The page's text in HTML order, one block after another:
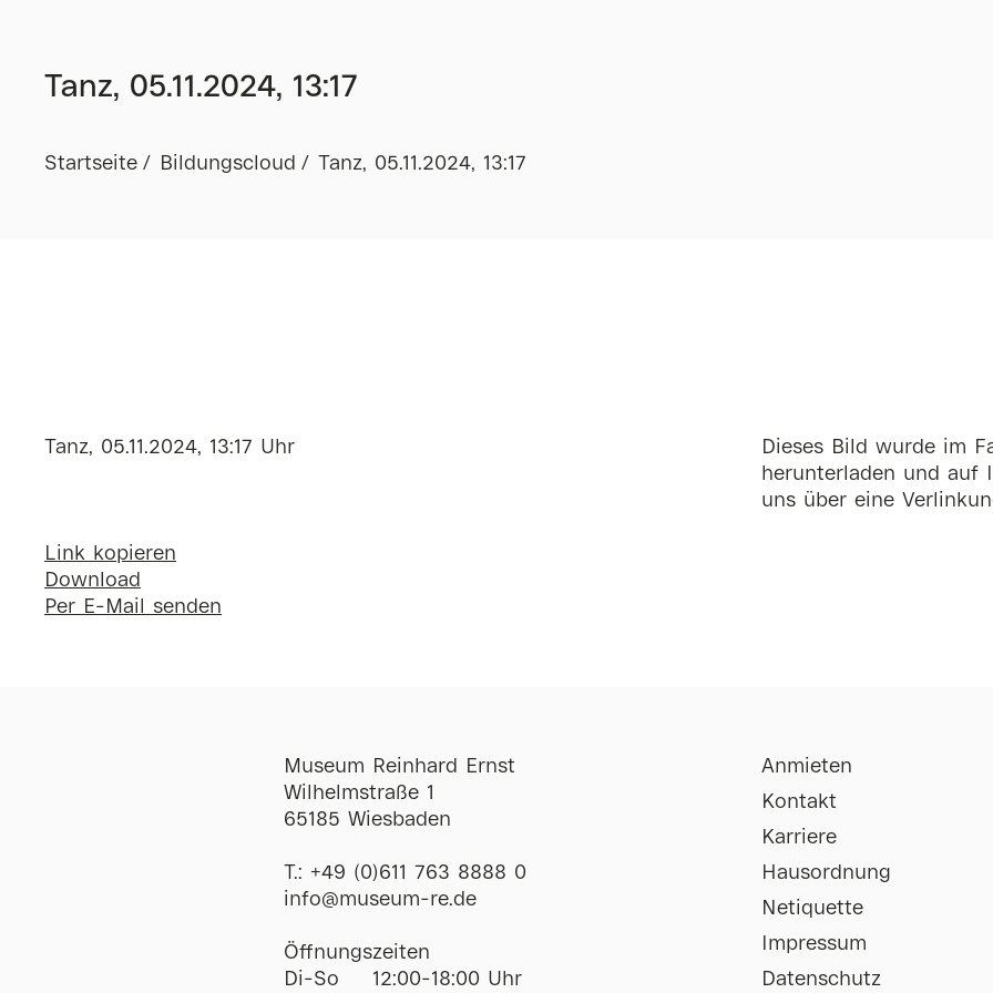
Tanz, 05.11.2024, 13:17
Startseite Bildungscloud Tanz, 05.11.2024, 13:17
Tanz, 05.11.2024, 13:17 Uhr
Link kopieren
Download
Per E-Mail senden
Dieses Bild wurde im
herunterladen und auf
uns über eine
Museum Reinhard Ernst
Wilhelmstraße 1
65185 Wiesbaden
T.: +49 (0)611 763 8888 0
ofni@museum-re de
Öffnungszeiten
Di-So
12:00-18:00 Uhr
Anmieten
Kontakt
Karriere
Hausordnung
Netiquette
Impressum
Datenschutz